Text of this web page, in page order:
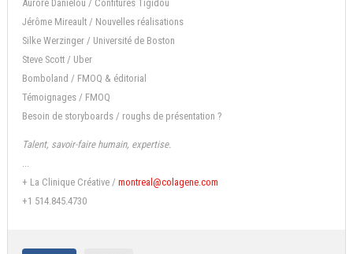
Aurore Danielou / Confitures Tigidou
Jérôme Mireault / Nouvelles réalisations
Silke Werzinger / Université de Boston
Steve Scott / Uber
Bomboland / FMOQ & éditorial
Témoignages / FMOQ
Besoin de storyboards / roughs de présentation ?
Talent, savoir-faire humain, expertise.
...
+ La Clinique Créative / montreal@colagene.com
+1 514.845.4730